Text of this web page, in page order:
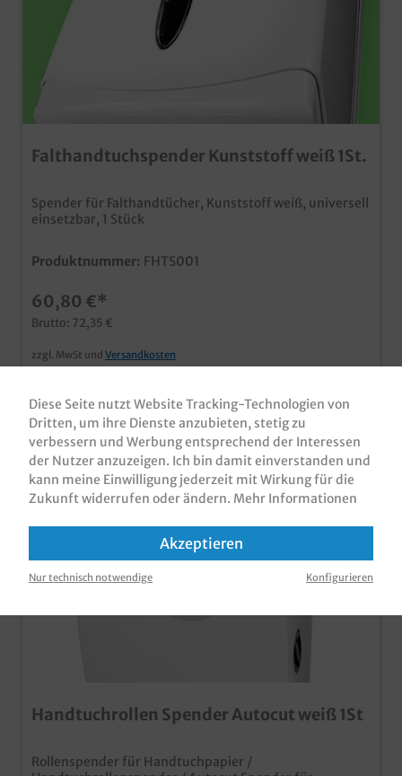
Falthandtuchspender Kunststoff weiß 1St.
Spender für Falthandtücher, Kunststoff weiß, universell
einsetzbar, 1 Stück
Produktnummer: FHTS001
60,80 €*
Brutto: 72,35 €
zzgl. MwSt und Versandkosten
Handtuchrollen Spender Autocut weiß 1St
Rollenspender für Handtuchpapier /
Diese Seite nutzt Website Tracking-Technologien von
Dritten, um ihre Dienste anzubieten, stetig zu
verbessern und Werbung entsprechend der Interessen
der Nutzer anzuzeigen. Ich bin damit einverstanden und
kann meine Einwilligung jederzeit mit Wirkung für die
Zukunft widerrufen oder ändern. Mehr Informationen
Akzeptieren
Nur technisch notwendige Konfigurieren